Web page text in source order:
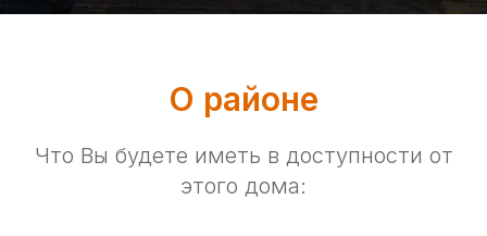
О районе
Что Вы будете иметь в доступности от
этого дома: